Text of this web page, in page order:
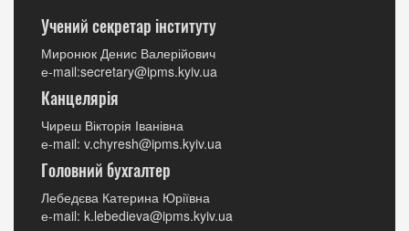
Учений секретар інституту
Миронюк Денис Валерійович
е-mail:secretary@ipms.kyiv.ua
Канцелярія
Чиреш Вікторія Іванівна
е-mail: v.chyresh@ipms.kyiv.ua
Головний бухгалтер
Лебедєва Катерина Юріївна
е-mail: k.lebedieva@ipms.kyiv.ua